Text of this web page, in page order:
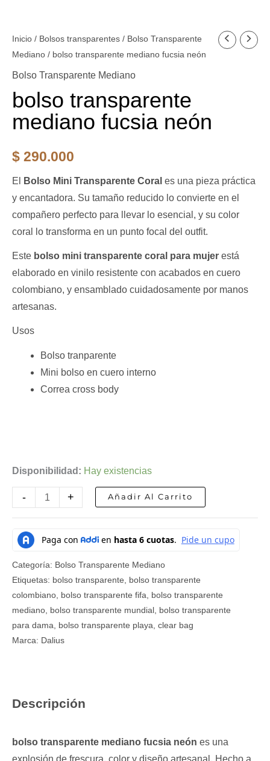
Inicio / Bolsos transparentes / Bolso Transparente
Mediano / bolso transparente mediano fucsia neón
Bolso Transparente Mediano
bolso transparente
mediano fucsia neón
$ 290.000
El Bolso Mini Transparente Coral es una pieza práctica
y encantadora. Su tamaño reducido lo convierte en el
compañero perfecto para llevar lo esencial, y su color
coral lo transforma en un punto focal del outfit.
Este bolso mini transparente coral para mujer está
elaborado en vinilo resistente con acabados en cuero
colombiano, y ensamblado cuidadosamente por manos
artesanas.
Usos
Bolso tranparente
Mini bolso en cuero interno
Correa cross body
Disponibilidad: Hay existencias
-
bolso
transparente
mediano
neón
cantidad
+ Añadir Al Carrito
Categoría: Bolso Transparente Mediano
Etiquetas: bolso transparente
bolso transparente
colombiano bolso transparente fifa
bolso transparente
mediano bolso transparente mundial bolso transparente
para dama
bolso transparente playa clear bag
Marca: Dalius
Descripción
bolso transparente mediano fucsia neón es una